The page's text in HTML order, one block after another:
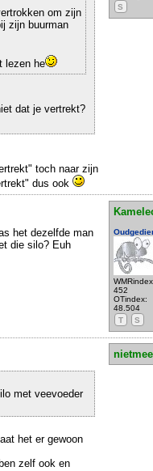
S
om zijn
zijn buurman
lezen he
dat je vertrekt?
toch naar zijn
dus ook
452
OTindex:
48.504
T
S
het dezelfde man
die silo? Euh
met veevoeder
het er gewoon
zelf ook en